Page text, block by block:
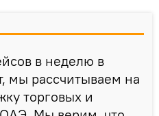
в неделю в
мы рассчитываем на
торговых и